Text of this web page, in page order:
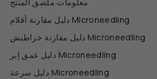
دليل مقارنة أقلام Microneedling
دليل مقارنة خراطيش Microneedling
دليل عمق إبر Microneedling
دليل سرعة Microneedling